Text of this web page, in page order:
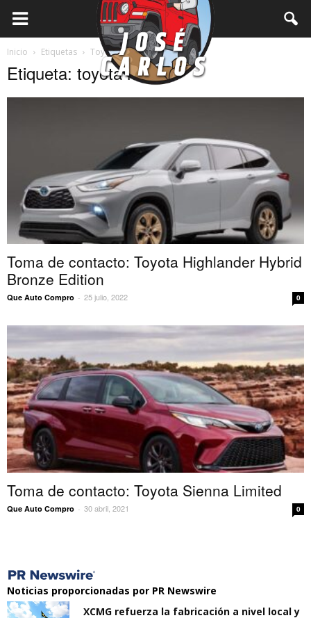
Inicio Etiquetas Toyota hibrido
Etiqueta: toyota hibrido
Toma de contacto: Toyota Highlander Hybrid
Bronze Edition
Que Auto Compro - 25 julio, 2022 0
Toma de contacto: Toyota Sienna Limited
Que Auto Compro - 30 abril, 2021 0
Noticias proporcionadas por PR Newswire
XCMG refuerza la fabricación a nivel local y